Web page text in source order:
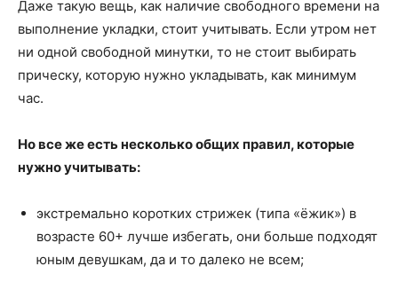
Даже такую вещь, как наличие свободного времени на
выполнение укладки, стоит учитывать. Если утром нет
ни одной свободной минутки, то не стоит выбирать
прическу, которую нужно укладывать, как минимум
час.
Но все же есть несколько общих правил, которые
нужно учитывать:
экстремально коротких стрижек (типа «ёжик») в
возрасте 60+ лучше избегать, они больше подходят
юным девушкам, да и то далеко не всем;